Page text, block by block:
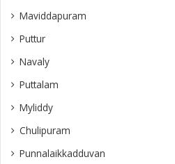
Maviddapuram
Puttur
Navaly
Puttalam
Myliddy
Chulipuram
Punnalaikkadduvan